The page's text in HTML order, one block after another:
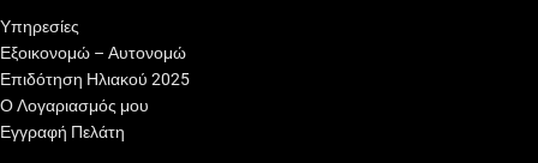
Υπηρεσίες
Εξοικονομώ – Αυτονομώ
Επιδότηση Ηλιακού 2025
Ο Λογαριασμός μου
Εγγραφή Πελάτη